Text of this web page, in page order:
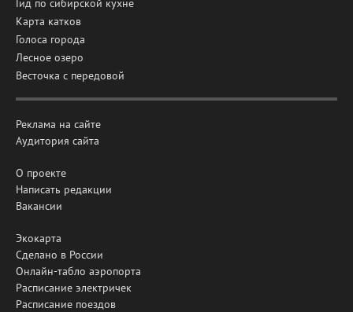
Карта катков
Голоса города
Лесное озеро
Весточка с передовой
Реклама на сайте
Аудитория сайта
О проекте
Написать редакции
Вакансии
Экокарта
Сделано в России
Онлайн-табло аэропорта
Расписание электричек
Расписание поездов